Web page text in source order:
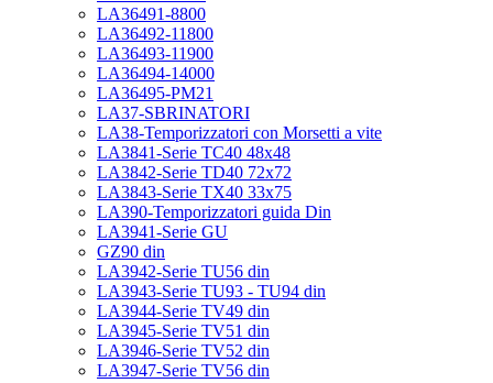
LA36491-8800
LA36492-11800
LA36493-11900
LA36494-14000
LA36495-PM21
LA37-SBRINATORI
LA38-Temporizzatori con Morsetti a vite
LA3841-Serie TC40 48x48
LA3842-Serie TD40 72x72
LA3843-Serie TX40 33x75
LA390-Temporizzatori guida Din
LA3941-Serie GU
GZ90 din
LA3942-Serie TU56 din
LA3943-Serie TU93 - TU94 din
LA3944-Serie TV49 din
LA3945-Serie TV51 din
LA3946-Serie TV52 din
LA3947-Serie TV56 din